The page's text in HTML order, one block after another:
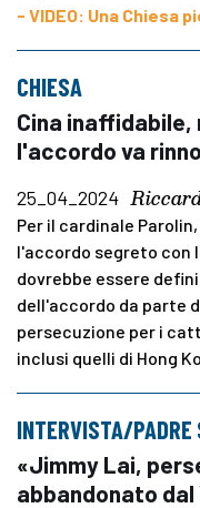
- VIDEO: Una Chiesa
CHIESA
Cina inaffidabile,
l'accordo va
25_04_2024
Per il cardinale
l'accordo segreto con
dovrebbe essere
dell'accordo da parte
persecuzione per i
inclusi quelli di Hong
INTERVISTA/PADRE
«Jimmy Lai,
abbandonato